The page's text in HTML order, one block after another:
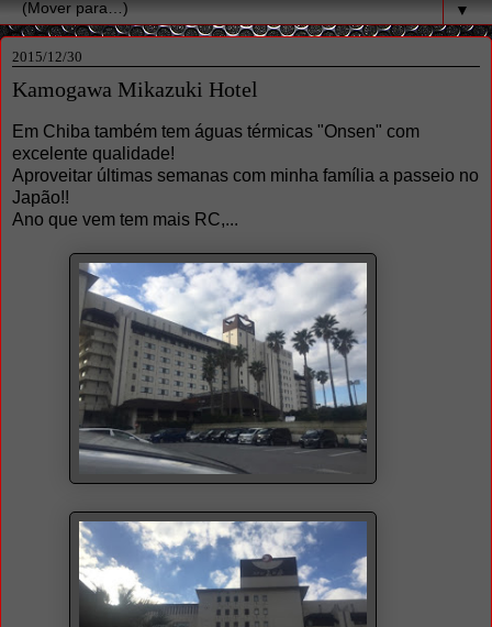
▼
2015/12/30
Kamogawa Mikazuki Hotel
Em Chiba também tem águas térmicas "Onsen" com
excelente qualidade!
Aproveitar últimas semanas com minha família a passeio no
Japão!!
Ano que vem tem mais RC,...